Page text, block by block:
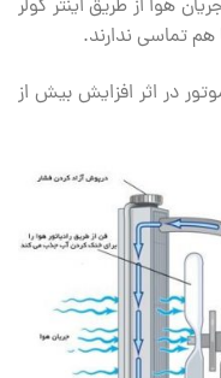
هوا از طریق اینتر کولر
تماسی ندارند.
در اثر افزایش بیش از